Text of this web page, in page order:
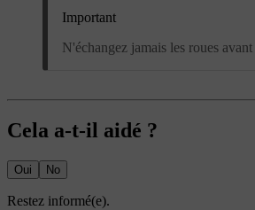
Important
N'échangez jamais les roues
Cela a-t-il aidé ?
Oui No